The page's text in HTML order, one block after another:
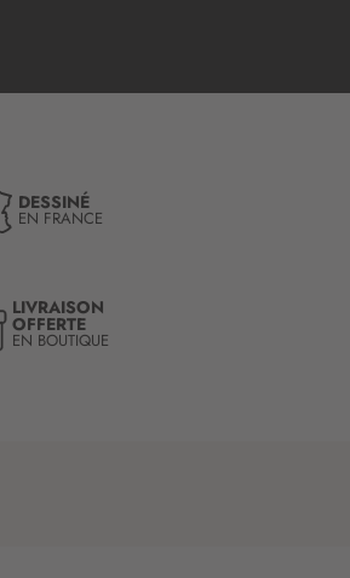
DESSINÉ
EN FRANCE
LIVRAISON
OFFERTE
EN BOUTIQUE